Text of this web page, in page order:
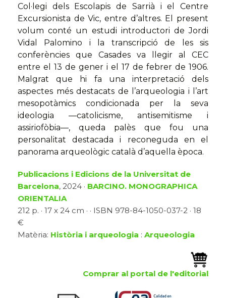
Col·legi dels Escolapis de Sarrià i el Centre
Excursionista de Vic, entre d’altres. El present
volum conté un estudi introductori de Jordi
Vidal Palomino i la transcripció de les sis
conferències que Casades va llegir al CEC
entre el 13 de gener i el 17 de febrer de 1906.
Malgrat que hi fa una interpretació dels
aspectes més destacats de l’arqueologia i l’art
mesopotàmics condicionada per la seva
ideologia —catolicisme, antisemitisme i
assiriofòbia—, queda palès que fou una
personalitat destacada i reconeguda en el
panorama arqueològic català d’aquella època.
Publicacions i Edicions de la Universitat de
Barcelona, 2024 · BARCINO. MONOGRAPHICA
ORIENTALIA
212 p. · 17 x 24 cm · · ISBN 978-84-1050-037-2 · 18
€
Matèria: Història i arqueologia : Arqueologia
Comprar al portal de l'editorial